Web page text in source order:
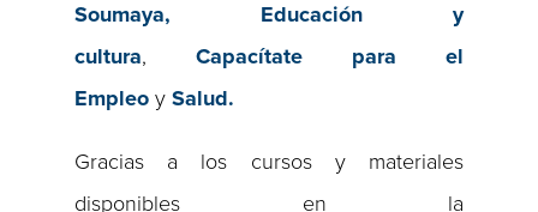
Soumaya, Educación y
cultura,Capacítate para el
Empleo ySalud.
Gracias a los cursos y materiales
disponibles en la